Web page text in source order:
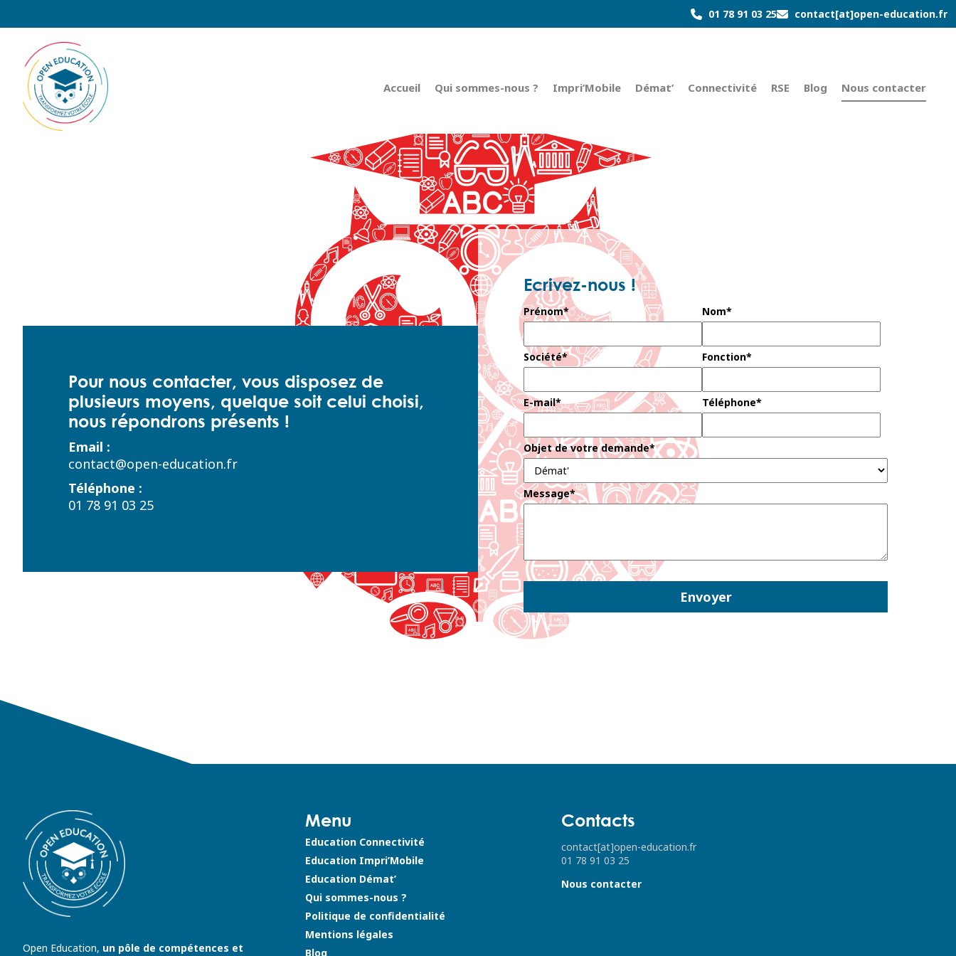
01 78 91 03 25 contact[at]open-education.fr
Accueil Qui sommes-nous ? Impri’Mobile Démat’ Connectivité RSE Blog Nous contacter
Pour nous contacter, vous disposez de
plusieurs moyens, quelque soit celui choisi,
nous répondrons présents !
Email :
contact@open-education.fr
Téléphone :
01 78 91 03 25
Ecrivez-nous !
Prénom* Nom*
Société* Fonction*
E-mail* Téléphone*
Objet de votre demande*
Message*
Open Education, un pôle de compétences et
Menu
Education Connectivité
Education Impri’Mobile
Education Démat’
Qui sommes-nous ?
Politique de confidentialité
Mentions légales
Blog
Contacts
contact[at]open-education.fr
01 78 91 03 25
Nous contacter